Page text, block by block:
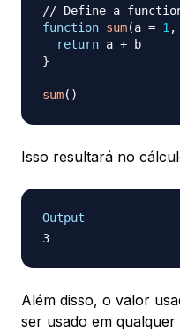
// Define a
function sum(a = 1,
return a +
}
sum( )
Isso resultará no
Output
Além disso, o valor
ser usado em